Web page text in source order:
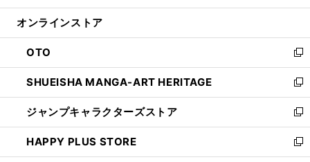
開
ン
ウ
で
開
く
ウ
ン
ド
ウ
で
開
く
オンラインストア
OTO
新
し
い
ウ
ィ
ン
ド
ウ
SHUEISHA MANGA-ART HERITAGE
新
し
い
ウ
ィ
ン
ジャンプキャラクターズストア
新
し
い
ウ
HAPPY PLUS STORE
新
し